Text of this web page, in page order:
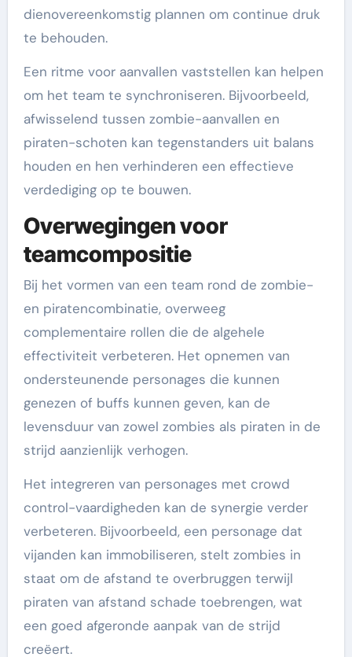
dienovereenkomstig plannen om continue druk
te behouden.
Een ritme voor aanvallen vaststellen kan helpen
om het team te synchroniseren. Bijvoorbeeld,
afwisselend tussen zombie-aanvallen en
piraten-schoten kan tegenstanders uit balans
houden en hen verhinderen een effectieve
verdediging op te bouwen.
Overwegingen voor
teamcompositie
Bij het vormen van een team rond de zombie-
en piratencombinatie, overweeg
complementaire rollen die de algehele
effectiviteit verbeteren. Het opnemen van
ondersteunende personages die kunnen
genezen of buffs kunnen geven, kan de
levensduur van zowel zombies als piraten in de
strijd aanzienlijk verhogen.
Het integreren van personages met crowd
control-vaardigheden kan de synergie verder
verbeteren. Bijvoorbeeld, een personage dat
vijanden kan immobiliseren, stelt zombies in
staat om de afstand te overbruggen terwijl
piraten van afstand schade toebrengen, wat
een goed afgeronde aanpak van de strijd
creëert.